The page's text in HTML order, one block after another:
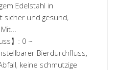
Edelstahl in
sicher und gesund,
】: 0 ~
Bierdurchfluss,
keine schmutzige